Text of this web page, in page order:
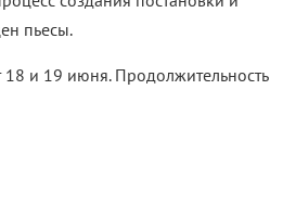
пьесы.
18 и 19 июня. Продолжительность